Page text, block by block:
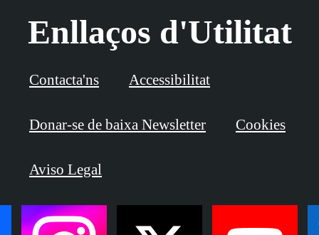
Enllaços d'Utilitat
Contacta'ns Accessibilitat
Donar-se de baixa Newsletter Cookies
Aviso Legal